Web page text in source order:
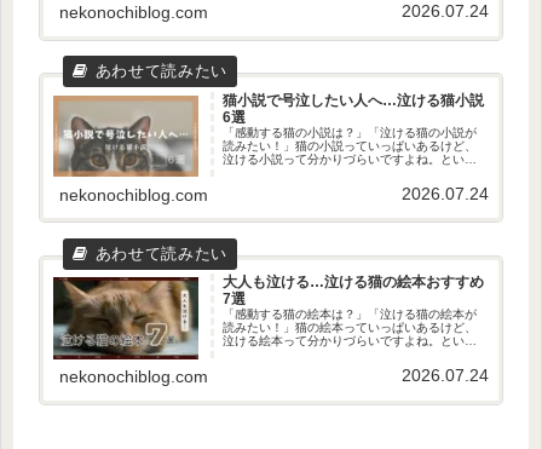
した！この記事を読めば、あなたにぴったりの
猫が主役の漫画が見つかります。...
nekonochiblog.com 2026.07.24
猫小説で号泣したい人へ…泣ける猫小説
6選
「感動する猫の小説は？」「泣ける猫の小説が
読みたい！」猫の小説っていっぱいあるけど、
泣ける小説って分かりづらいですよね。という
でご紹介します！どれも涙なしでは読めない作
品です…！この記事を読めばピッ...
nekonochiblog.com 2026.07.24
大人も泣ける…泣ける猫の絵本おすすめ
7選
「感動する猫の絵本は？」「泣ける猫の絵本が
読みたい！」猫の絵本っていっぱいあるけど、
泣ける絵本って分かりづらいですよね。という
でご紹介します！猫好きの私が責任をもって探
してきました…！この記事を読め...
nekonochiblog.com 2026.07.24